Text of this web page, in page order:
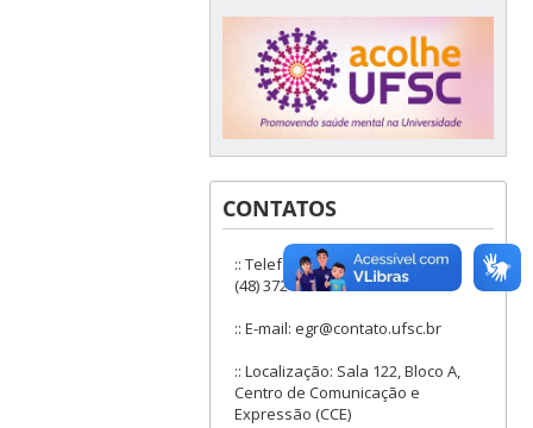
CONTATOS
:: Telefones: (48) 3721-9285 ou
(48) 3721-6504
:: E-mail: egr@contato.ufsc.br
:: Localização: Sala 122, Bloco A,
Centro de Comunicação e
Expressão (CCE)